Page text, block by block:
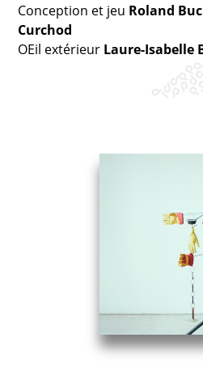
Conception et jeu Roland
Curchod
OEil extérieur Laure-Isabelle